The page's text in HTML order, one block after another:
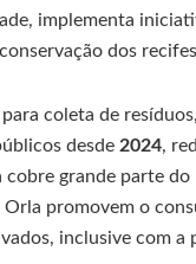
implementa
dos
coleta de
desde 2024,
grande parte
Orla promovem o
inclusive com